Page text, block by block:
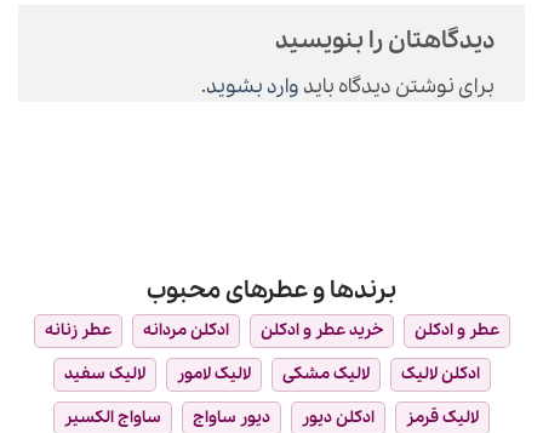
دیدگاهتان را بنویسید
برای نوشتن دیدگاه باید وارد بشوید.
برندها و عطرهای محبوب
عطر و ادکلن خرید عطر و ادکلن ادکلن مردانه
عطر زنانه
ادکلن لالیک
لالیک مشکی لالیک لامور
لالیک سفید
لالیک قرمز
ادکلن دیور دیور ساواج
ساواج الکسیر